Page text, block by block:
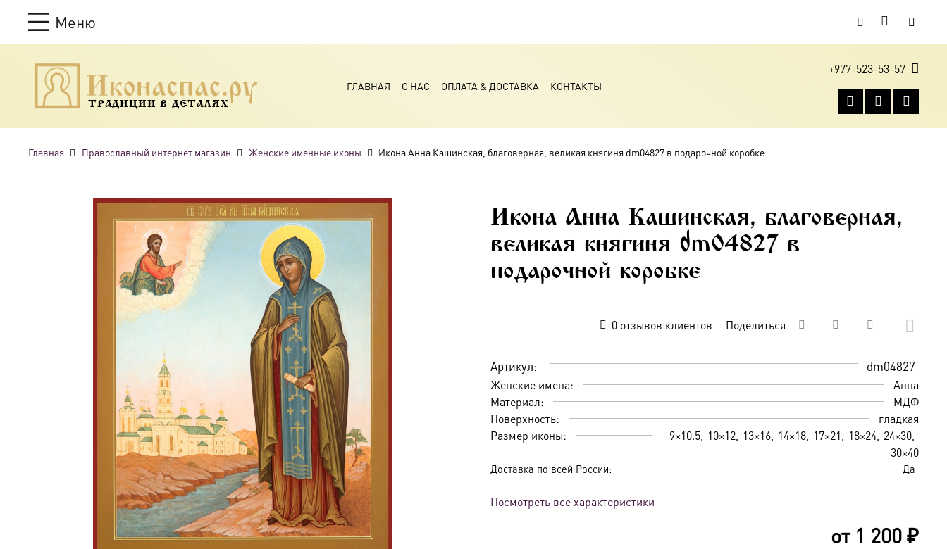
Меню
ТРАДИЦИИ В ДЕТАЛЯХ
ГЛАВНАЯ О НАС ОПЛАТА & ДОСТАВКА КОНТАКТЫ
+977-523-53-57
Главная Православный интернет магазин Женские именные иконы Икона Анна Кашинская, благоверная, великая княгиня dm04827 в подарочной коробке
Икона Анна Кашинская, благоверная,
великая княгиня dm04827 в
подарочной коробке
0отзывов клиентов Поделиться
Артикул: dm04827
Женские имена:
Анна
Материал:
МДФ
Поверхность:
гладкая
Размер иконы:
9×10.5 10×12 13×16 14×18 17×21 18×24 24×30
30×40
Доставка по всей России: Да
Посмотреть все характеристики
от 1 200₽